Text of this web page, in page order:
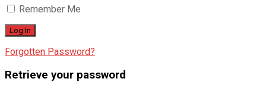
Remember Me
Forgotten Password?
Retrieve your password